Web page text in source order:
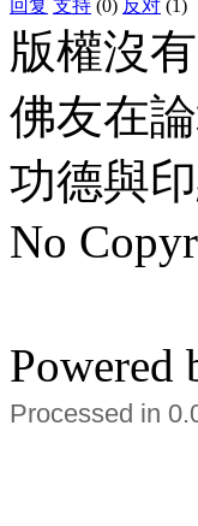
回复 支持 (0) 反对 (1)
版權沒
佛友在
功德與印
No
Powered
Processed in